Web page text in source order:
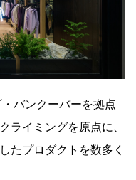
バンクーバーを拠点
クライミングを原点に、
たプロダクトを数多く